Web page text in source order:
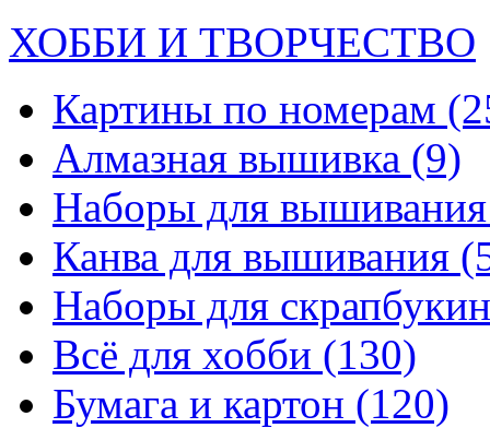
ХОББИ И ТВОРЧЕСТВО
Картины по номерам
Алмазная вышивка (9)
Наборы для
Канва для вышивания
Наборы для
Всё для хобби (130)
Бумага и картон (120)